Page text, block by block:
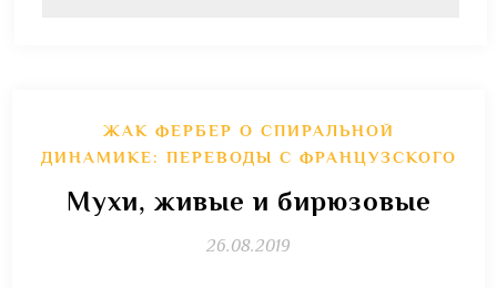
ЖАК ФЕРБЕР О СПИРАЛЬНОЙ
ДИНАМИКЕ: ПЕРЕВОДЫ С ФРАНЦУЗСКОГО
Мухи, живые и бирюзовые
26.08.2019